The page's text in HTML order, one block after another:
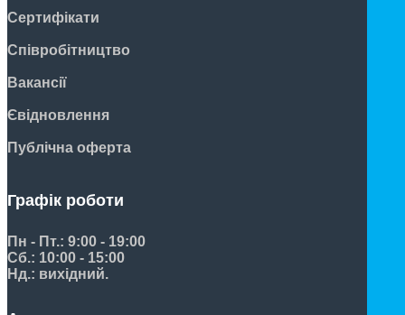
Сертифікати
Співробітництво
Вакансії
Євідновлення
Публічна оферта
Графік роботи
Пн - Пт.: 9:00 - 19:00
Сб.: 10:00 - 15:00
Нд.: вихідний.